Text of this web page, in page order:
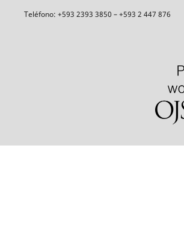
Teléfono: +593 2393 3850 – +593 2 447 876